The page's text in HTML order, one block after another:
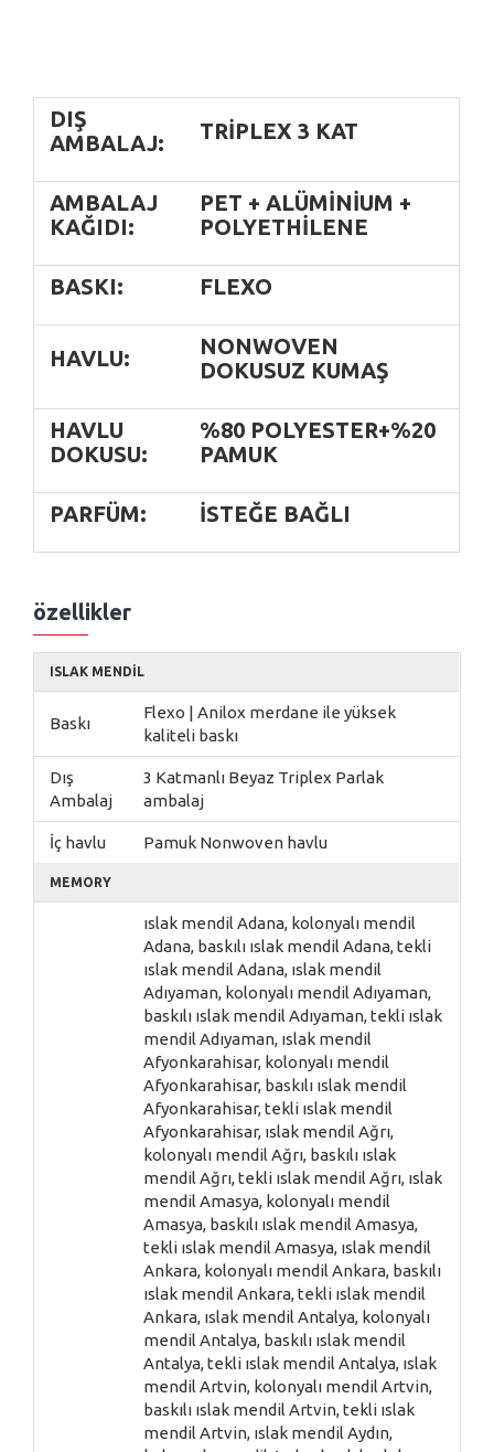
DIŞ
AMBALAJ:
TRIPLEX 3 KAT
AMBALAJ
KAĞIDI:
PET + ALÜMINIUM +
POLYETHILENE
BASKI: FLEXO
HAVLU:
NONWOVEN
DOKUSUZ KUMAŞ
HAVLU
DOKUSU:
%80 POLYESTER+%20
PAMUK
PARFÜM: ISTEĞE BAĞLI
özellikler
ISLAK MENDIL
Baskı
Flexo | Anilox merdane ile yüksek
kaliteli baskı
Dış
Ambalaj
3 Katmanlı Beyaz Triplex Parlak
ambalaj
İç havlu Pamuk Nonwoven havlu
MEMORY
ıslak mendil Adana, kolonyalı mendil
Adana, baskılı ıslak mendil Adana, tekli
ıslak mendil Adana, ıslak mendil
Adıyaman, kolonyalı mendil Adıyaman,
baskılı ıslak mendil Adıyaman, tekli ıslak
mendil Adıyaman, ıslak mendil
Afyonkarahisar, kolonyalı mendil
Afyonkarahisar, baskılı ıslak mendil
Afyonkarahisar, tekli ıslak mendil
Afyonkarahisar, ıslak mendil Ağrı,
kolonyalı mendil Ağrı, baskılı ıslak
mendil Ağrı, tekli ıslak mendil Ağrı, ıslak
mendil Amasya, kolonyalı mendil
Amasya, baskılı ıslak mendil Amasya,
tekli ıslak mendil Amasya, ıslak mendil
Ankara, kolonyalı mendil Ankara, baskılı
ıslak mendil Ankara, tekli ıslak mendil
Ankara, ıslak mendil Antalya, kolonyalı
mendil Antalya, baskılı ıslak mendil
Antalya, tekli ıslak mendil Antalya, ıslak
mendil Artvin, kolonyalı mendil Artvin,
baskılı ıslak mendil Artvin, tekli ıslak
mendil Artvin, ıslak mendil Aydın,